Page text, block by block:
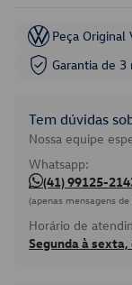
Peça Original
Garantia de
Tem dúvidas
Nossa equipe
Whatsapp:
(41) 99125-
(apenas mensagens
Horário de
Segunda à sexta,